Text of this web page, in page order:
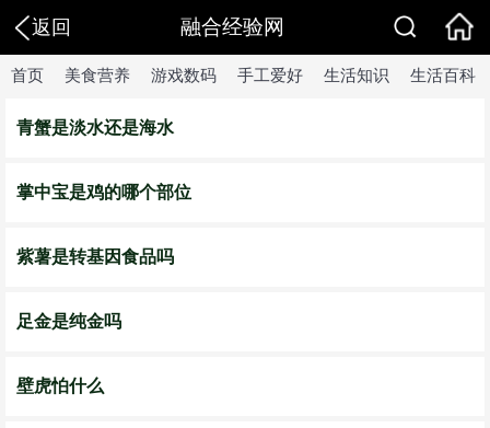
返回 融合经验网
首页 美食营养 游戏数码 手工爱好 生活知识 生活百科
青蟹是淡水还是海水
掌中宝是鸡的哪个部位
紫薯是转基因食品吗
足金是纯金吗
壁虎怕什么